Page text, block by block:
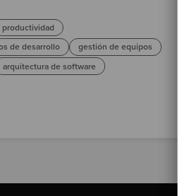
productividad
de desarrollo
gestión de equipos
arquitectura de software